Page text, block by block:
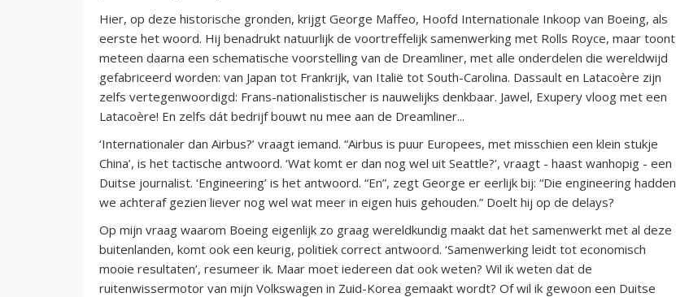
Hier, op deze historische gronden, krijgt George Maffeo, Hoofd Internationale Inkoop van Boeing, als
eerste het woord. Hij benadrukt natuurlijk de voortreffelijk samenwerking met Rolls Royce, maar toont
meteen daarna een schematische voorstelling van de Dreamliner, met alle onderdelen die wereldwijd
gefabriceerd worden: van Japan tot Frankrijk, van Italië tot South-Carolina. Dassault en Latacoère zijn
zelfs vertegenwoordigd: Frans-nationalistischer is nauwelijks denkbaar. Jawel, Exupery vloog met een
Latacoère! En zelfs dát bedrijf bouwt nu mee aan de Dreamliner...
‘Internationaler dan Airbus?’ vraagt iemand. “Airbus is puur Europees, met misschien een klein stukje
China’, is het tactische antwoord. ‘Wat komt er dan nog wel uit Seattle?’, vraagt - haast wanhopig - een
Duitse journalist. ‘Engineering’ is het antwoord. “En”, zegt George er eerlijk bij: “Die engineering hadden
we achteraf gezien liever nog wel wat meer in eigen huis gehouden.” Doelt hij op de delays?
Op mijn vraag waarom Boeing eigenlijk zo graag wereldkundig maakt dat het samenwerkt met al deze
buitenlanden, komt ook een keurig, politiek correct antwoord. ‘Samenwerking leidt tot economisch
mooie resultaten’, resumeer ik. Maar moet iedereen dat ook weten? Wil ik weten dat de
ruitenwissermotor van mijn Volkswagen in Zuid-Korea gemaakt wordt? Of wil ik gewoon een Duitse